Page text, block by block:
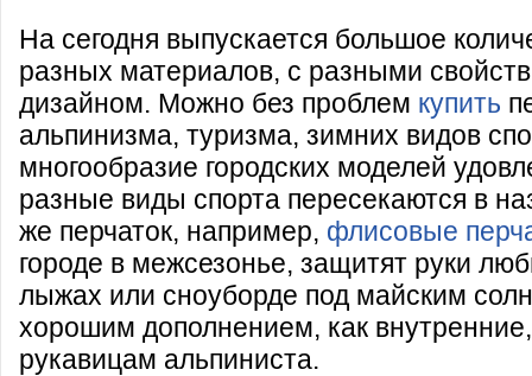
На сегодня выпускается большое
разных материалов, с разными
дизайном. Можно без проблем купить
альпинизма, туризма, зимних видов
многообразие городских моделей
разные виды спорта пересекаются в
же перчаток, например, флисовые
городе в межсезонье, защитят руки
лыжах или сноуборде под майским
хорошим дополнением, как
рукавицам альпиниста.